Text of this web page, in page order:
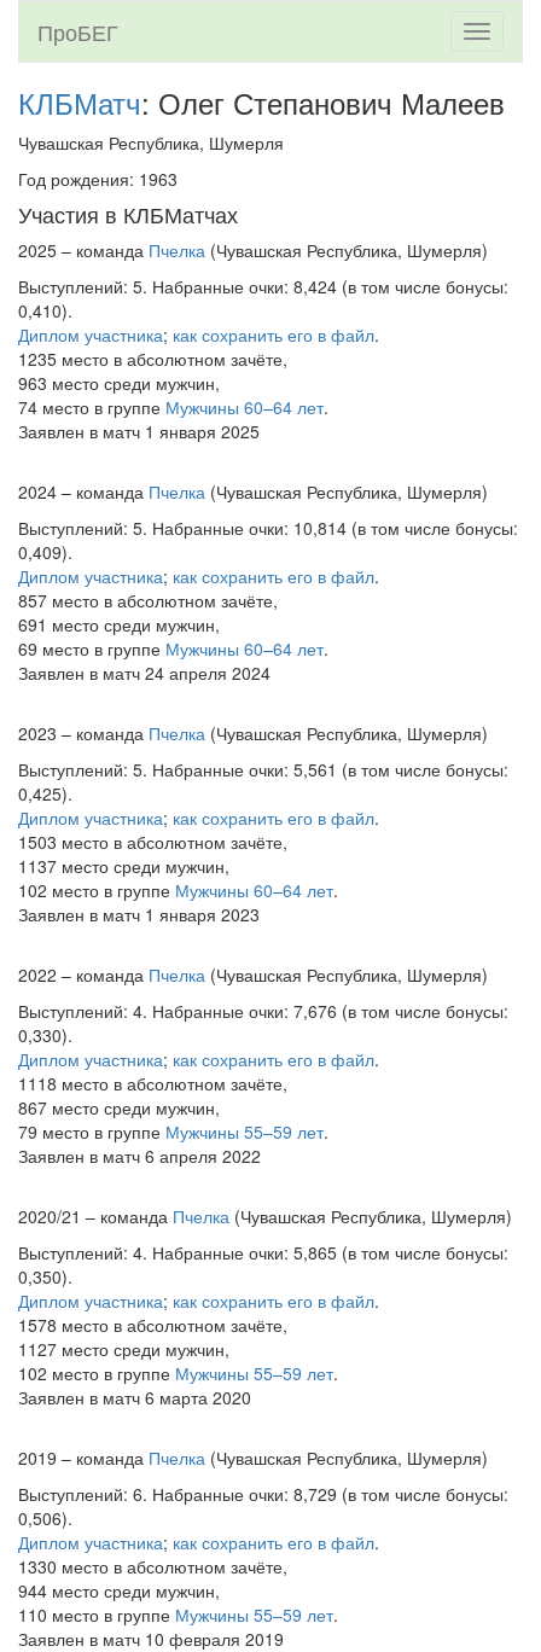
Toggle
ПроБЕГ
КЛБМатч: Олег Степанович Малеев
Чувашская Республика, Шумерля
Год рождения: 1963
Участия в КЛБМатчах
2025 – команда Пчелка (Чувашская Республика, Шумерля)
Выступлений: 5. Набранные очки: 8,424 (в том числе бонусы:
0,410).
Диплом участника; как сохранить его в файл.
1235 место в абсолютном зачёте,
963 место среди мужчин,
74 место в группе Мужчины 60–64 лет.
Заявлен в матч 1 января 2025
2024 – команда Пчелка (Чувашская Республика, Шумерля)
Выступлений: 5. Набранные очки: 10,814 (в том числе бонусы:
0,409).
Диплом участника; как сохранить его в файл.
857 место в абсолютном зачёте,
691 место среди мужчин,
69 место в группе Мужчины 60–64 лет.
Заявлен в матч 24 апреля 2024
2023 – команда Пчелка (Чувашская Республика, Шумерля)
Выступлений: 5. Набранные очки: 5,561 (в том числе бонусы:
0,425).
Диплом участника; как сохранить его в файл.
1503 место в абсолютном зачёте,
1137 место среди мужчин,
102 место в группе Мужчины 60–64 лет.
Заявлен в матч 1 января 2023
2022 – команда Пчелка (Чувашская Республика, Шумерля)
Выступлений: 4. Набранные очки: 7,676 (в том числе бонусы:
0,330).
Диплом участника; как сохранить его в файл.
1118 место в абсолютном зачёте,
867 место среди мужчин,
79 место в группе Мужчины 55–59 лет.
Заявлен в матч 6 апреля 2022
2020/21 – команда Пчелка (Чувашская Республика, Шумерля)
Выступлений: 4. Набранные очки: 5,865 (в том числе бонусы:
0,350).
Диплом участника; как сохранить его в файл.
1578 место в абсолютном зачёте,
1127 место среди мужчин,
102 место в группе Мужчины 55–59 лет.
Заявлен в матч 6 марта 2020
2019 – команда Пчелка (Чувашская Республика, Шумерля)
Выступлений: 6. Набранные очки: 8,729 (в том числе бонусы:
0,506).
Диплом участника; как сохранить его в файл.
1330 место в абсолютном зачёте,
944 место среди мужчин,
110 место в группе Мужчины 55–59 лет.
Заявлен в матч 10 февраля 2019